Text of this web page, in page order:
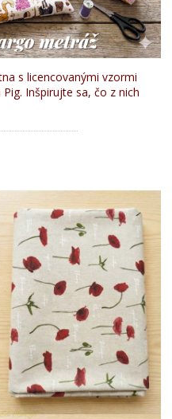
s licencovanými vzormi
Inšpirujte sa, čo z nich